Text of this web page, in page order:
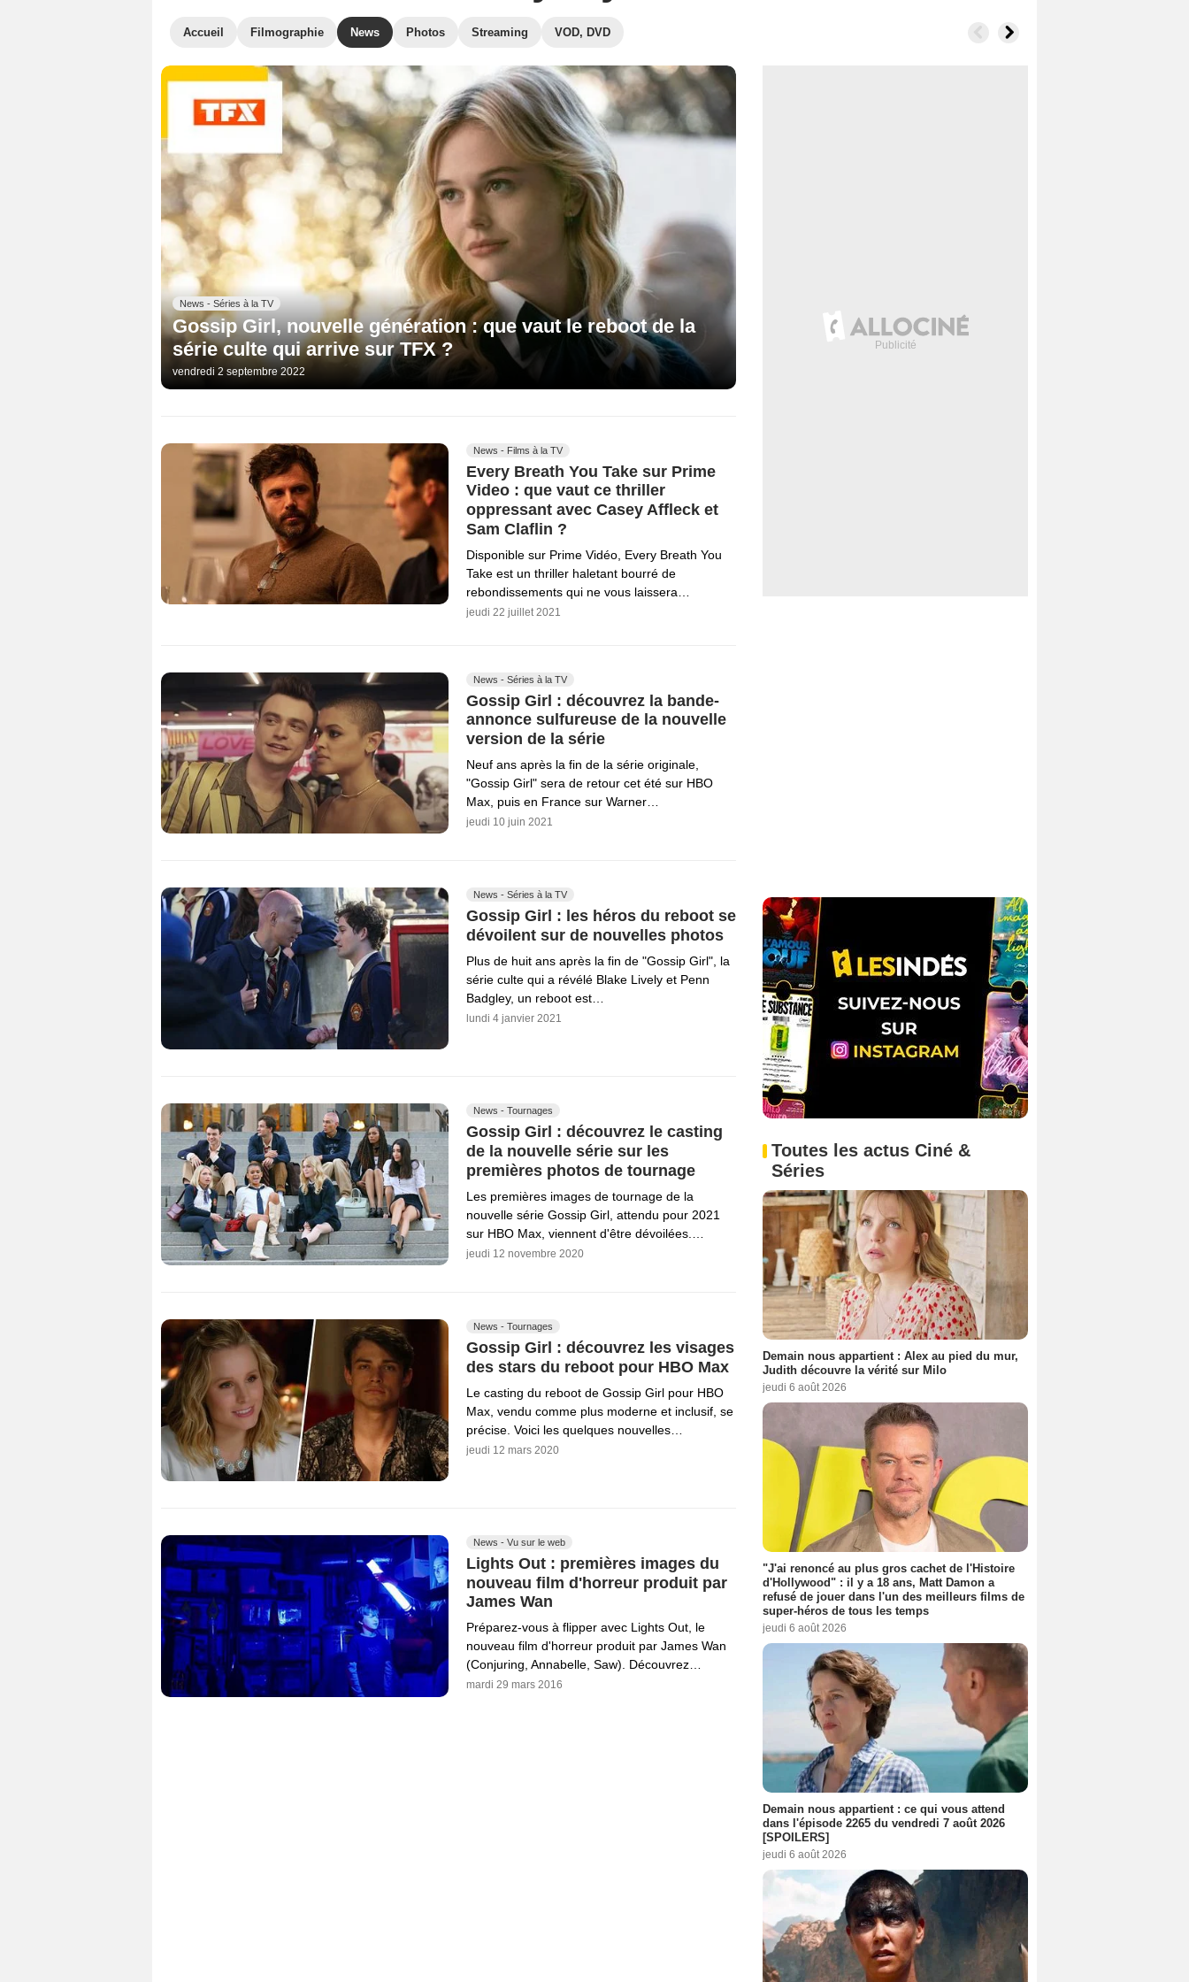
Accueil Filmographie News Photos Streaming VOD, DVD
News - Séries à la TV
Gossip Girl, nouvelle génération : que vaut le reboot de la
série culte qui arrive sur TFX ?
vendredi 2 septembre 2022
News - Films à la TV
Every Breath You Take sur Prime
Video : que vaut ce thriller
oppressant avec Casey Affleck et
Sam Claflin ?
Disponible sur Prime Vidéo, Every Breath You
Take est un thriller haletant bourré de
rebondissements qui ne vous laissera…
jeudi 22 juillet 2021
News - Séries à la TV
Gossip Girl : découvrez la bande-
annonce sulfureuse de la nouvelle
version de la série
Neuf ans après la fin de la série originale,
"Gossip Girl" sera de retour cet été sur HBO
Max, puis en France sur Warner…
jeudi 10 juin 2021
News - Séries à la TV
Gossip Girl : les héros du reboot se
dévoilent sur de nouvelles photos
Plus de huit ans après la fin de "Gossip Girl", la
série culte qui a révélé Blake Lively et Penn
Badgley, un reboot est…
lundi 4 janvier 2021
News - Tournages
Gossip Girl : découvrez le casting
de la nouvelle série sur les
premières photos de tournage
Les premières images de tournage de la
nouvelle série Gossip Girl, attendu pour 2021
sur HBO Max, viennent d'être dévoilées.…
jeudi 12 novembre 2020
News - Tournages
Gossip Girl : découvrez les visages
des stars du reboot pour HBO Max
Le casting du reboot de Gossip Girl pour HBO
Max, vendu comme plus moderne et inclusif, se
précise. Voici les quelques nouvelles…
jeudi 12 mars 2020
News - Vu sur le web
Lights Out : premières images du
nouveau film d'horreur produit par
James Wan
Préparez-vous à flipper avec Lights Out, le
nouveau film d'horreur produit par James Wan
(Conjuring, Annabelle, Saw). Découvrez…
mardi 29 mars 2016
Toutes les actus Ciné &
Séries
Demain nous appartient : Alex au pied du mur,
Judith découvre la vérité sur Milo
jeudi 6 août 2026
"J'ai renoncé au plus gros cachet de l'Histoire
d'Hollywood" : il y a 18 ans, Matt Damon a
refusé de jouer dans l'un des meilleurs films de
super-héros de tous les temps
jeudi 6 août 2026
Demain nous appartient : ce qui vous attend
dans l'épisode 2265 du vendredi 7 août 2026
[SPOILERS]
jeudi 6 août 2026